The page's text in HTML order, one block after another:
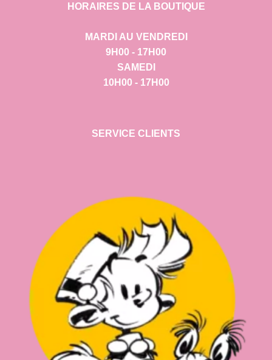
HORAIRES DE LA BOUTIQUE
MARDI AU VENDREDI
9H00 - 17H00
SAMEDI
10H00 - 17H00
SERVICE CLIENTS